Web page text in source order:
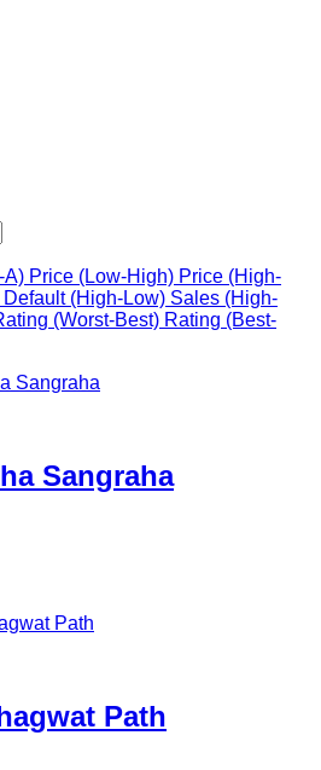
A) Price (Low-High) Price (High-
Default (High-Low) Sales (High-
(Worst-Best) Rating (Best-
Sangraha
Path